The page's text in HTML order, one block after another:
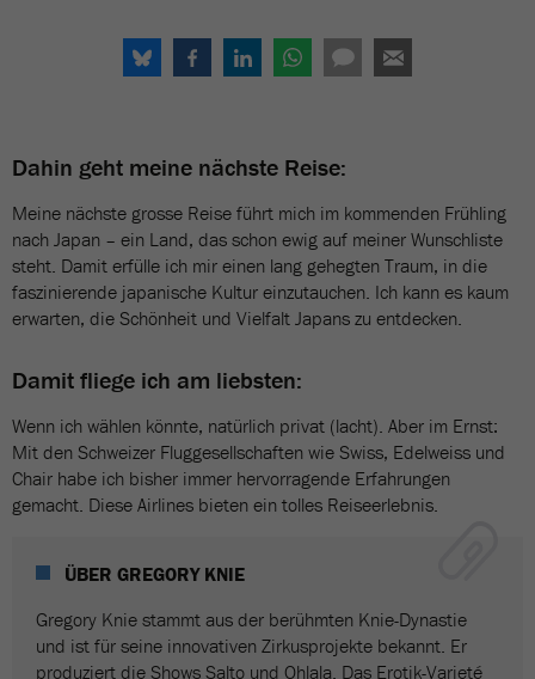
Dahin geht meine nächste Reise:
Meine nächste grosse Reise führt mich im kommenden Frühling
nach Japan – ein Land, das schon ewig auf meiner Wunschliste
steht. Damit erfülle ich mir einen lang gehegten Traum, in die
faszinierende japanische Kultur einzutauchen. Ich kann es kaum
erwarten, die Schönheit und Vielfalt Japans zu entdecken.
Damit fliege ich am liebsten:
Wenn ich wählen könnte, natürlich privat (lacht). Aber im Ernst:
Mit den Schweizer Fluggesellschaften wie Swiss, Edelweiss und
Chair habe ich bisher immer hervorragende Erfahrungen
gemacht. Diese Airlines bieten ein tolles Reiseerlebnis.
ÜBER GREGORY KNIE
Gregory Knie stammt aus der berühmten Knie-Dynastie
und ist für seine innovativen Zirkusprojekte bekannt. Er
produziert die Shows Salto und Ohlala. Das Erotik-Varieté